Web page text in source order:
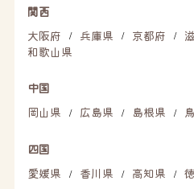
関西
大阪府
/ 兵庫県 / 京都府 /
和歌山県
中国
岡山県
/ 広島県 / 島根県 /
四国
愛媛県
/ 香川県 / 高知県 /